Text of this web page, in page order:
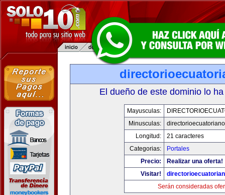
El dueño de este dominio lo
Mayusculas:
Minusculas:
Longitud:
21 caracteres
Categorias:
Portales
Precio:
Realizar una oferta!
Visitar!
Serán consideradas